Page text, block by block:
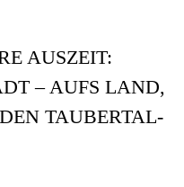
AUSZEIT:
– AUFS LAND,
TAUBERTAL-